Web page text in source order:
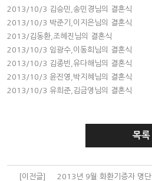
2013/10/3 김승민,송민경님의 결혼식
2013/10/3 박준기,이지은님의 결혼식
2013/김동환,조혜진님의 결혼식
2013/10/3 임광수,이동희님의 결혼식
2013/10/3 김종빈,유다해님의 결혼식
2013/10/3 윤진영,박지혜님의 결혼식
2013/10/3 유희준,김금영님의 결혼식
목록
[이전글] 2013년 9월 화환기증자 명단